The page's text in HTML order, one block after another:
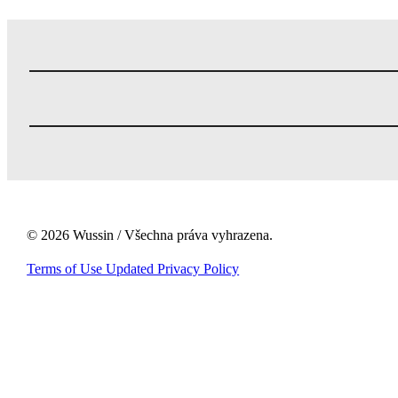
© 2026 Wussin / Všechna práva vyhrazena.
Terms of Use Updated Privacy Policy